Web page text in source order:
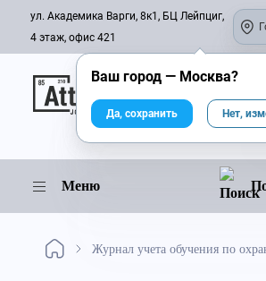
ул. Академика Варги, 8к1, БЦ Лейпциг,
4 этаж, офис 421
Онлайн-журнал
Меню
Журнал учета обучения по
Ваш город — Москва?
Да, сохранить Нет,